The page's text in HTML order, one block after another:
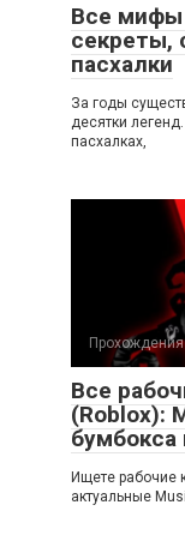
Все мифы
секреты,
пасхалки
За годы
десятки
пасхалках,
Прохождения
Все
(Roblox):
бумбокса
Ищете рабочие
актуальные